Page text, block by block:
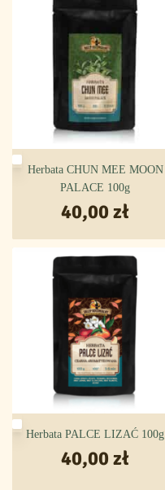
Herbata CHUN MEE MOON
PALACE 100g
40,00 zł
Herbata PALCE LIZAĆ 100g
40,00 zł